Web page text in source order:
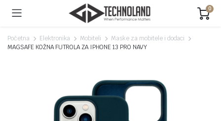
0
Početna Elektronika Mobiteli
Maske za mobitele i dodaci
MAGSAFE KOŽNA FUTROLA ZA IPHONE 13 PRO NAVY